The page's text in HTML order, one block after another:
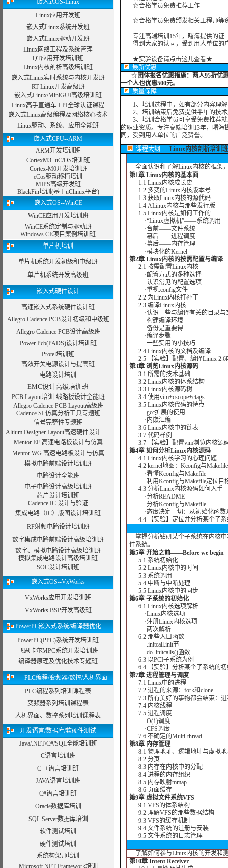
嵌入式OS-Linux
Linux应用开发班
嵌入式Linux系统开发班
嵌入式Linux驱动开发班
Linux网络工程及系统管理
QT应用开发培训班
Linux内核剖析高级培训班
嵌入式Linux实时系统与内核开发班
RT Linux开发高级班
嵌入式Linux/MiniGUI高级培训班
Linux高手直通车-LPI全球认证课程
嵌入式Linux高级编程及网络核心技术
Linux驱动、系统、应用全能班
嵌入式CPU--ARM
ARM开发培训班
CortexM3+uC/OS培训班
Cortex-M0开发培训班
eCos驱动移植培训
MIPS高级开发班
BlackFin培训(基于uClinux平台)
嵌入式OS--WinCE
WinCE应用开发培训班
WinCE系统定制与驱动班
Windows CE项目案例培训班
单片机培训
单片机系统开发初级和中级班
单片机系统开发高级班
嵌入式硬件设计
高速嵌入式系统硬件设计班
Allegro Cadence PCB设计初级和中级班
Allegro Cadence PCB设计高级班
Power Pcb(PADS)设计培训班
Protel培训班
高效开关电源设计与提高班
电路设计培训
EMC设计高级培训班
PCB Layout培训-线路板设计全能班
Allegro Cadence PCB Layout高级班
Cadence SI 仿真分析工具专题班
信号完整性专题班
Altium Designer Layout高速硬件设计
Mentor EE 高速电路板设计与仿真
Mentor WG 高速电路板设计与仿真
模拟电路前端设计培训班
电路设计全能班
电子电路设计高级培训班
芯片设计培训班
Cadence IC 设计与验证
集成电路（IC）版图设计培训班
RF射频电路设计培训班
数字集成电路前端设计高级培训班
数字、模拟电路设计高级培训班
模拟集成电路设计高级培训班
SOC设计培训班
嵌入式OS--VxWorks
VxWorks应用开发培训班
VxWorks BSP开发高级班
PowerPC嵌入式系统/编译器优化
PowerPC(PPC)系统开发培训班
飞思卡尔MPC系统开发培训班
编译器原理及优化技术专题班
PLC编程/变频器/数控/人机界面
PLC编程系列培训课程表
变频器系列培训课程表
人机界面、数控系列培训课程表
开发语言/数据库/软硬件测试
Java/.NET/C#/SQL全能培训班
C语言培训班
C++语言培训班
JAVA语言培训班
C#语言培训班
Oracle数据库培训
SQL Server数据库培训
软件测试培训
硬件测试培训
系统构架师培训
Microsoft.NET Framework培训
☆合格学员免费推荐工作
☆合格学员免费颁发相关工程师等
专注高端培训15年，曙海提供的证
得到大家的认同，受到用人单位的
★实验设备请点击这儿查看★
最新优惠
☆ 团体报名优惠措施： 两人95折优
一个人也优惠500元。
质量保障
1、培训过程中，如有部分内容理解
2、培训结束后免费提供半年的技术
3、培训合格学员可享受免费推荐就
的职业资质。专注高端培训13年，曙
同，受到用人单位的广泛赞誉。
课程大纲 --- Linux内核剖析培训班
全面认识和了解Linux内核的框架
第1章 Linux内核的基本面
1.1 Linux内核成长史
1.2 多变的Linux内核版本号
1.3 获取Linux内核的源代码
1.4 ALinux内核与那些发行版
1.5 Linux内核是如何工作的
·“Linux虚拟机”——系统调用
·台前——文件系统
·幕后——进程调度
·幕后——内存管理
·模块化的Kernel
第2章 Linux内核的按需配置与编译
2.1 按需配置Linux内核
·配置方式的多种选择
·认识常见的配置选项
·重视.config文件
2.2 为Linux内核打补丁
2.3 编译Linux内核
·认识一些与编译有关的目录与
·构建编译环境
·备份是重要得
·编译步骤
·一些实用的小技巧
2.4 Linux内核的文档及编译
2.5 【实验】配置、编译Linux 2.6
第3章 浏览Linux内核源码
3.1 所需的技术基础
3.2 Linux内核的体系结构
3.3 Linux内核源码树
3.4 使用vim+cscope+ctags
3.5 Linux内核代码的特点
·gcc扩展的使用
·内嵌汇编
3.6 Linux内核中的链表
3.7 代码样例
3.7 【实验】配置vim浏览内核源
第4章 如何分析Linux内核源码
4.1 Linux内核学习的心理问题
4.2 kernel地图：Kconfig与Makefile
·看懂Kconfig与Makefile
·利用Kconfig与Makefile定位目
4.3 分析Linux内核源码如何入手
·分析README
·分析Kconfig与Makefile
·态度决定一切：从初始化函数
4.4 【实验】定位并分析某个子系
掌握分析钻研某个子系统在内核
件系统。
第5章 开始之前——Before we begin
5.1 系统初始化
5.2 Linux内核中的时间
5.3 系统调用
5.4 中断与中断处理
5.5 Linux内核中的同步
第6章 子系统的初始化
6.1 Linux内核选项解析
·Linux内核选项
·注册Linux内核选项
·两次解析
6.2 那些入口函数
·.initcall.init节
·do_initcalls()函数
6.3 以PCI子系统为例
6.4 【实验】分析某个子系统的初
第7章 进程管理与调度
7.1 Linux中的进程
7.2 进程的来源：fork和clone
7.3 所有美好的事物都会结束：进
7.4 内核线程
7.5 进程调度
·O(1)调度
·CFS调度
7.6 不确定的Multi-thread
第8章 内存管理
8.1 物理地址、逻辑地址与虚拟地
8.2 分页
8.3 内存在内核中的分配
8.4 进程的内存组织
8.5 内存映射mmap
8.6 页面缓存
第9章 虚拟文件系统VFS
9.1 VFS的体系结构
9.2 理解VFS的那些数据结构
9.3 VFS的缓存机制
9.4 文件系统的注册与安装
9.5 文件系统的日志管理
了解如何参与Linux内核的开发和
第10章 Intent Receiver